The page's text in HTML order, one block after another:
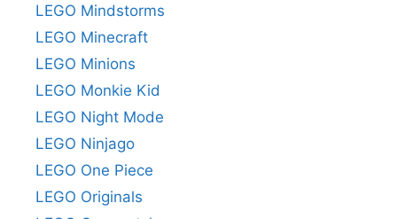
LEGO Mindstorms
LEGO Minecraft
LEGO Minions
LEGO Monkie Kid
LEGO Night Mode
LEGO Ninjago
LEGO One Piece
LEGO Originals